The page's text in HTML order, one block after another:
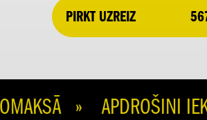
PIRKT UZREIZ
» APDROŠINI